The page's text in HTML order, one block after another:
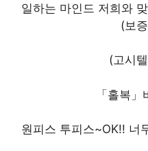
일하는 마인드 저희와
(보
(고시
「홀복
원피스 투피스~OK!! 너